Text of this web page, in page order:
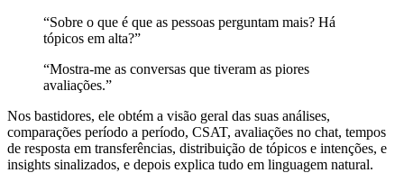
“Sobre o que é que as pessoas perguntam mais? Há
tópicos em alta?”
“Mostra-me as conversas que tiveram as piores
avaliações.”
Nos bastidores, ele obtém a visão geral das suas análises,
comparações período a período, CSAT, avaliações no chat, tempos
de resposta em transferências, distribuição de tópicos e intenções, e
insights sinalizados, e depois explica tudo em linguagem natural.